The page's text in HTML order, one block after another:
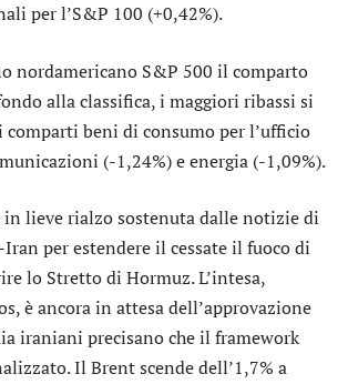
per l’S&P 100 (+0,42%).
nordamericano S&P 500 il comparto
alla classifica, i maggiori ribassi si
comparti beni di consumo per l’ufficio
(-1,24%) eenergia (-1,09%).
in lieve rialzo sostenuta dalle notizie di
Iran per estendere il cessate il fuoco di
lo Stretto di Hormuz. L’intesa,
è ancora in attesa dell’approvazione
iraniani precisano che il framework
Il Brent scende dell’1,7% a